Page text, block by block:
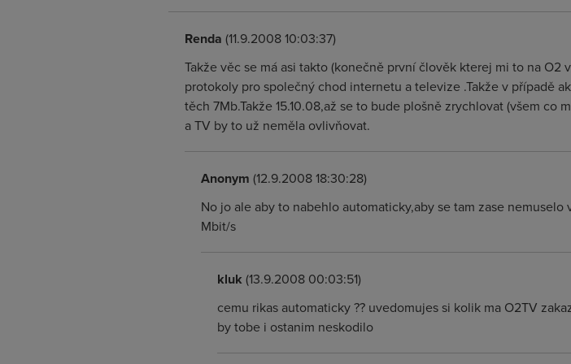
Renda (11.9.2008 10:03:37)
Takže věc se má asi takto (konečně první člověk kterej mi to na
protokoly pro společný chod internetu a televize .Takže v případě
těch 7Mb.Takže 15.10.08,až se to bude plošně zrychlovat (všem
a TV by to už neměla ovlivňovat.
Anonym (12.9.2008 18:30:28)
No jo ale aby to nabehlo automaticky,aby se tam zase
Mbit/s
kluk (13.9.2008 00:03:51)
cemu rikas automaticky ?? uvedomujes si kolik ma O2TV
by tobe i ostanim neskodilo